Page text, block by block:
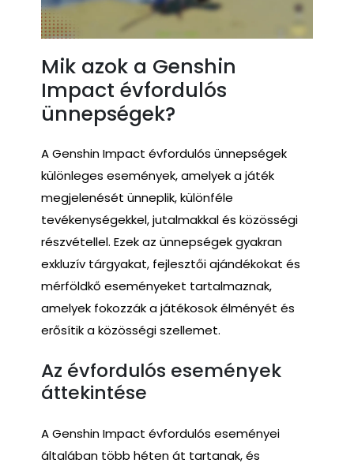
Mik azok a Genshin
Impact évfordulós
ünnepségek?
A Genshin Impact évfordulós ünnepségek
különleges események, amelyek a játék
megjelenését ünneplik, különféle
tevékenységekkel, jutalmakkal és közösségi
részvétellel. Ezek az ünnepségek gyakran
exkluzív tárgyakat, fejlesztői ajándékokat és
mérföldkő eseményeket tartalmaznak,
amelyek fokozzák a játékosok élményét és
erősítik a közösségi szellemet.
Az évfordulós események
áttekintése
A Genshin Impact évfordulós eseményei
általában több héten át tartanak, és